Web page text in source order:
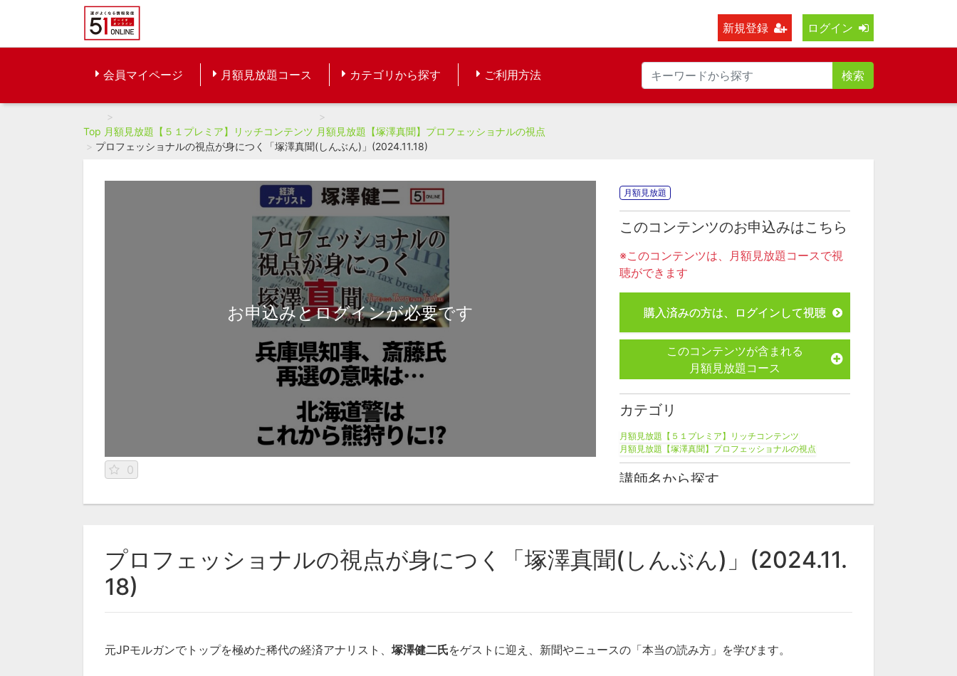
新規登録 ログイン
会員マイページ 月額見放題コース カテゴリから探す ご利用方法 検索
Top 月額見放題【５１プレミア】リッチコンテンツ 月額見放題【塚澤真聞】プロフェッショナルの視点
プロフェッショナルの視点が身につく「塚澤真聞(しんぶん)」(2024.11.18)
お申込みとログインが必要です
0
月額見放題
このコンテンツのお申込みはこちら
※このコンテンツは、月額見放題コースで視
聴ができます
購入済みの方は、ログインして視聴
このコンテンツが含まれる
月額見放題コース
カテゴリ
月額見放題【５１プレミア】リッチコンテンツ
月額見放題【塚澤真聞】プロフェッショナルの視点
講師名から探す
塚澤健二
プロフェッショナルの視点が身につく「塚澤真聞(しんぶん)」(2024.11.
18)
元JPモルガンでトップを極めた稀代の経済アナリスト、 塚澤健二氏をゲストに迎え、新聞やニュースの「本当の読み方」を学びます。